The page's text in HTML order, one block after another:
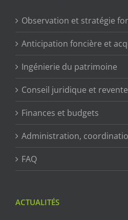
Observation et stratégie
Anticipation foncière et
Ingénierie du patrimoine
Conseil juridique et revente
Finances et budgets
Administration,
FAQ
ACTUALITÉS